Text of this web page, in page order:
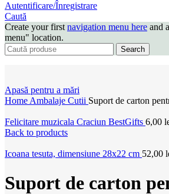
Autentificare/Înregistrare
Caută
Create your first navigation menu here and
menu" location.
Search
Apasă pentru a mări
Home Ambalaje Cutii Suport de carton
Felicitare muzicala Craciun BestGifts 6,00
Back to products
Icoana tesuta, dimensiune 28x22 cm 52,00
Suport de carton